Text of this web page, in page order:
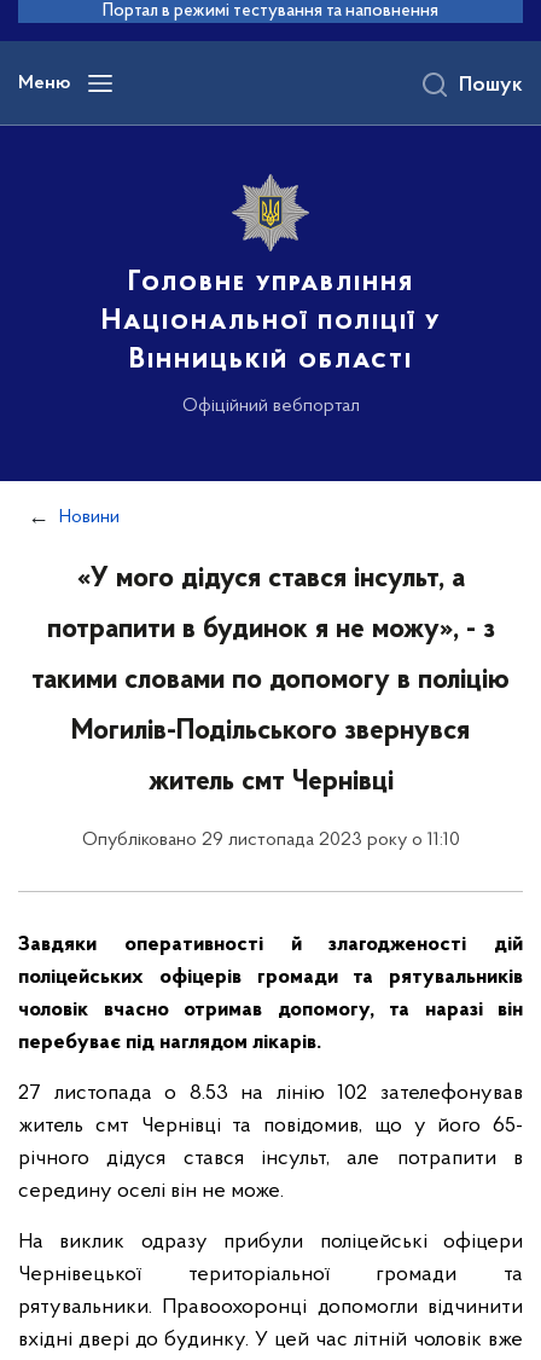
основного
вмісту
Портал в режимі тестування та наповнення
Меню
Головне управління
Національної поліції у
Вінницькій області
Офіційний вебпортал
Пошук
Новини
«У мого дідуся стався інсульт, а
потрапити в будинок я не можу», - з
такими словами по допомогу в поліцію
Могилів-Подільського звернувся
житель смт Чернівці
Опубліковано 29 листопада 2023 року о 11:10
Завдяки оперативності й злагодженості дій
поліцейських офіцерів громади та рятувальників
чоловік вчасно отримав допомогу, та наразі він
перебуває під наглядом лікарів.
27 листопада о 8.53 на лінію 102 зателефонував
житель смт Чернівці та повідомив, що у його 65-
річного дідуся стався інсульт, але потрапити в
середину оселі він не може.
На виклик одразу прибули поліцейські офіцери
Чернівецької територіальної громади та
рятувальники. Правоохоронці допомогли відчинити
вхідні двері до будинку. У цей час літній чоловік вже